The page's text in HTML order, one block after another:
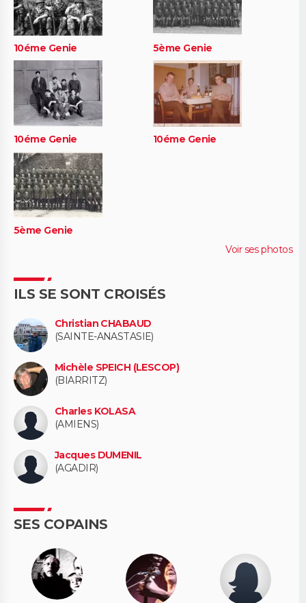
10éme Genie 5ème Genie
10éme Genie 10éme Genie
5ème Genie
Voir ses photos
ILS SE SONT CROISÉS
Christian CHABAUD
(SAINTE-ANASTASIE)
Michèle SPEICH (LESCOP)
(BIARRITZ)
Charles KOLASA
(AMIENS)
Jacques DUMENIL
(AGADIR)
SES COPAINS